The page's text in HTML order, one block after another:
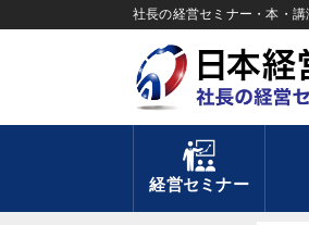
社長の経営セミナー・本・
経営セミナー